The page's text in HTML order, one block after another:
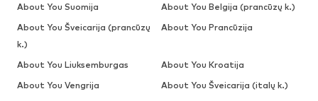
About You Suomija
About You Belgija (prancūzų k.)
About You Šveicarija (prancūzų
k.)
About You Prancūzija
About You Liuksemburgas
About You Kroatija
About You Vengrija
About You Šveicarija (italų k.)